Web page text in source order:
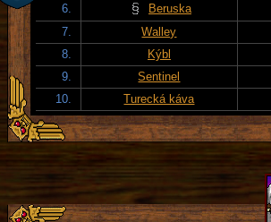
6.
Beruska
7.
Walley
8.
Kýbl
9.
Sentinel
10.
Turecká káva